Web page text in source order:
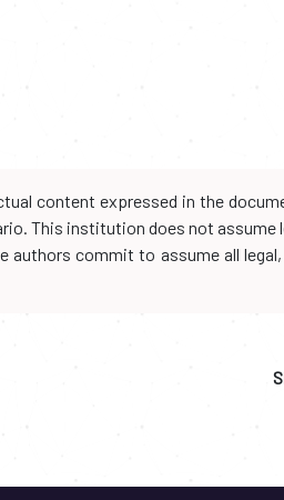
content expressed in the
This institution does not
authors commit to assume all